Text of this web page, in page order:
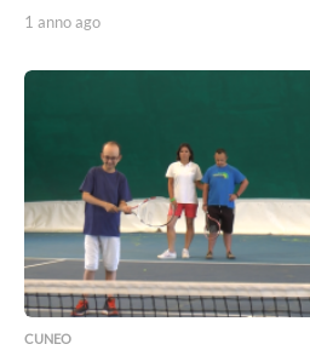
1 anno ago
n
a
g
CUNEO